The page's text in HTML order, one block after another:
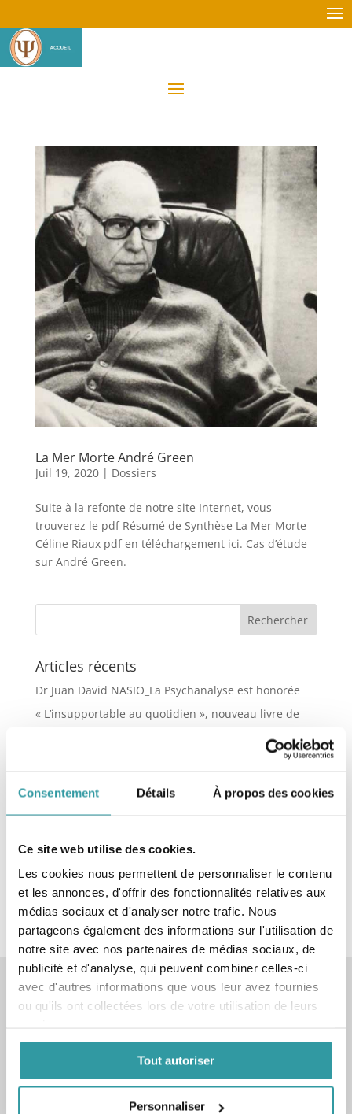
Consentement Détails À propos des cookies
Ce site web utilise des cookies.
Les cookies nous permettent de personnaliser le contenu
et les annonces, d'offrir des fonctionnalités relatives aux
médias sociaux et d'analyser notre trafic. Nous
partageons également des informations sur l'utilisation de
notre site avec nos partenaires de médias sociaux, de
publicité et d'analyse, qui peuvent combiner celles-ci
avec d'autres informations que vous leur avez fournies
ou qu'ils ont collectées lors de votre utilisation de leurs
Tout autoriser
Personnaliser
La Mer Morte André Green
Juil 19, 2020| Dossiers
Suite à la refonte de notre site Internet, vous
trouverez le pdf Résumé de Synthèse La Mer Morte
Céline Riaux pdf en téléchargement ici. Cas d’étude
sur André Green.
Articles récents
Dr Juan David NASIO_La Psychanalyse est honorée
« L’insupportable au quotidien », nouveau livre de
Cours + Atelier de Sexologie Clinique le Jeudi
Conférence de 4ème et 5ème année de Psychanalyse
le Vendredi 05/12/25 de 15h à 19h à Avignon
le Vendredi 14/11/25 de 14h à 18h à Aix en Provence
Commentaires récents
COURS ET CONFÉRENCES
1 place de la Concorde
AVIGNON